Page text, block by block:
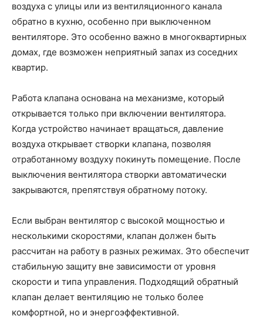
воздуха с улицы или из вентиляционного канала
обратно в кухню, особенно при выключенном
вентиляторе. Это особенно важно в многоквартирных
домах, где возможен неприятный запах из соседних
квартир.
Работа клапана основана на механизме, который
открывается только при включении вентилятора.
Когда устройство начинает вращаться, давление
воздуха открывает створки клапана, позволяя
отработанному воздуху покинуть помещение. После
выключения вентилятора створки автоматически
закрываются, препятствуя обратному потоку.
Если выбран вентилятор с высокой мощностью и
несколькими скоростями, клапан должен быть
рассчитан на работу в разных режимах. Это обеспечит
стабильную защиту вне зависимости от уровня
скорости и типа управления. Подходящий обратный
клапан делает вентиляцию не только более
комфортной, но и энергоэффективной.